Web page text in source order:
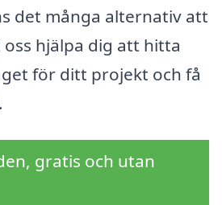
det många alternativ att
hjälpa dig att hitta
för ditt projekt och få
gratis och utan